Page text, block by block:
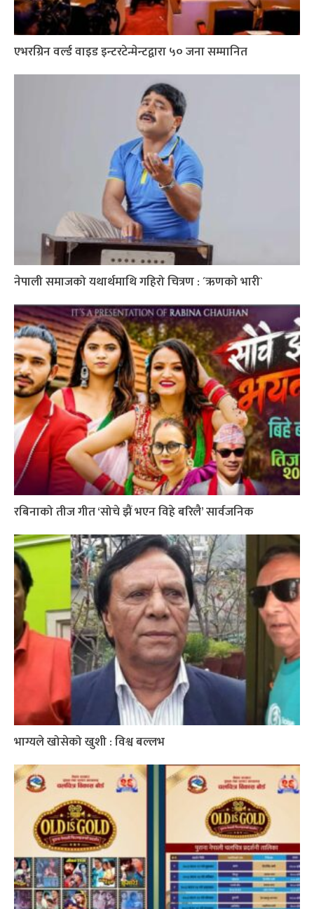
एभरग्रिन वर्ल्ड वाइड इन्टरटेन्मेन्टद्वारा ५० जना सम्मानित
नेपाली समाजको यथार्थमाथि गहिरो चित्रण : ´ऋणको भारी`
रबिनाको तीज गीत ‘सोचे झैं भएन विहे बरिलै’ सार्वजनिक
भाग्यले खोसेको खुशी : विश्व बल्लभ